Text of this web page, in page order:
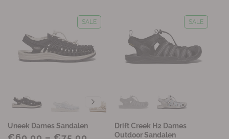
SALE
Uneek Dames Sandalen
SALE
Drift Creek H2 Dames
Outdoor Sandalen